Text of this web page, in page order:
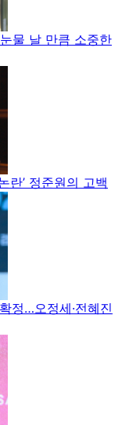
물 날 만큼 소중한
란’ 정준원의 고백
정…오정세·전혜진